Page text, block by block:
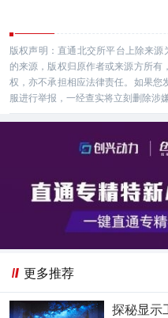
版权声明：直通北交所平台上除来源
的来源，版权归原作者或来源方所
权，亦不承担相应法律责任。如果您
服进行举报，一经查实将立刻删除涉
更多推荐
探秘显示